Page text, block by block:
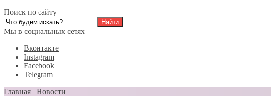
Поиск по сайту
Мы в социальных сетях
Вконтакте
Instagram
Facebook
Telegram
Главная
Новости